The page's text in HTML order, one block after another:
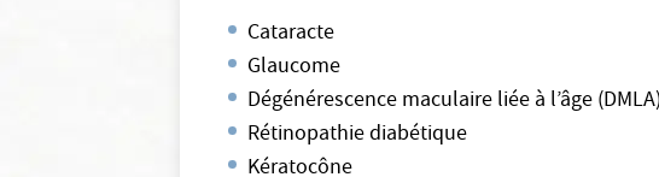
Cataracte
Glaucome
Dégénérescence maculaire liée à l’âge (DMLA)
Rétinopathie diabétique
Kératocône